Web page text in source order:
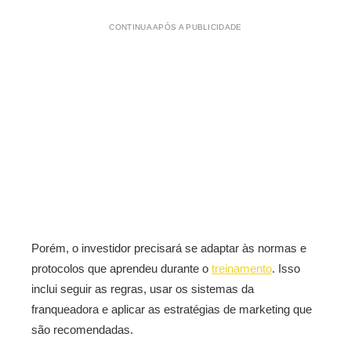
CONTINUA APÓS A PUBLICIDADE
Porém, o investidor precisará se adaptar às normas e
protocolos que aprendeu durante o treinamento. Isso
inclui seguir as regras, usar os sistemas da
franqueadora e aplicar as estratégias de marketing que
são recomendadas.